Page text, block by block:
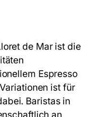
de Mar ist die
Espresso
ist für
Baristas in